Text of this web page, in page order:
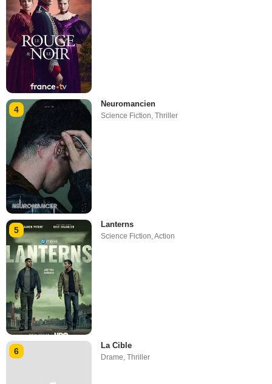
4
Neuromancien
Science Fiction,Thriller
5
Lanterns
Science Fiction,Action
6
La Cible
Drame ,Thriller